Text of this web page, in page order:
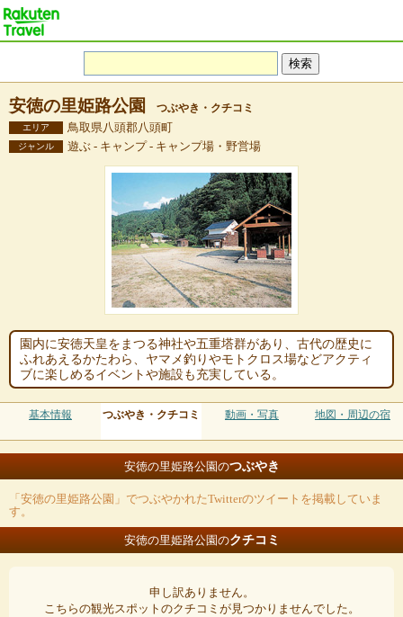
安徳の里姫路公園 つぶやき・クチコミ
エリア 鳥取県八頭郡八頭町
ジャンル 遊ぶ - キャンプ - キャンプ場・野営場
園内に安徳天皇をまつる神社や五重塔群があり、古代の歴史に
ふれあえるかたわら、ヤマメ釣りやモトクロス場などアクティ
ブに楽しめるイベントや施設も充実している。
基本情報 つぶやき・クチコミ 動画・写真 地図・周辺の宿
安徳の里姫路公園のつぶやき
「安徳の里姫路公園」でつぶやかれたTwitterのツイートを掲載していま
す。
安徳の里姫路公園のクチコミ
申し訳ありません。
こちらの観光スポットのクチコミが見つかりませんでした。